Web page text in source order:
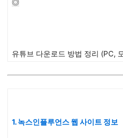
◎
유튜브 다운로드 방법 정리 (PC,
1. 녹스인플루언스 웹 사이트 정보